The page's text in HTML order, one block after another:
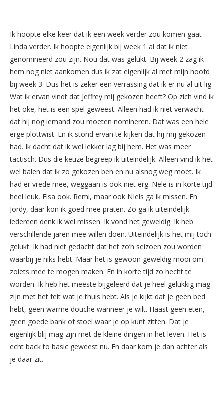
Ik hoopte elke keer dat ik een week verder zou komen gaat
Linda verder. Ik hoopte eigenlijk bij week 1 al dat ik niet
genomineerd zou zijn. Nou dat was gelukt. Bij week 2 zag ik
hem nog niet aankomen dus ik zat eigenlijk al met mijn hoofd
bij week 3. Dus het is zeker een verrassing dat ik er nu al uit lig.
Wat ik ervan vindt dat Jeffrey mij gekozen heeft? Op zich vind ik
het oke, het is een spel geweest. Alleen had ik niet verwacht
dat hij nog iemand zou moeten nomineren. Dat was een hele
erge plottwist. En ik stond ervan te kijken dat hij mij gekozen
had. Ik dacht dat ik wel lekker lag bij hem. Het was meer
tactisch. Dus die keuze begreep ik uiteindelijk. Alleen vind ik het
wel balen dat ik zo gekozen ben en nu alsnog weg moet. Ik
had er vrede mee, weggaan is ook niet erg. Nele is in korte tijd
heel leuk, Elsa ook. Remi, maar ook NIels ga ik missen. En
Jordy, daar kon ik goed mee praten. Zo ga ik uiteindelijk
iedereen denk ik wel missen. Ik vond het geweldig. Ik heb
verschillende jaren mee willen doen. Uiteindelijk is het mij toch
gelukt. Ik had niet gedacht dat het zo’n seizoen zou worden
waarbij je niks hebt. Maar het is gewoon geweldig mooi om
zoiets mee te mogen maken. En in korte tijd zo hecht te
worden. Ik heb het meeste bijgeleerd dat je heel gelukkig mag
zijn met het feit wat je thuis hebt. Als je kijkt dat je geen bed
hebt, geen warme douche wanneer je wilt. Haast geen eten,
geen goede bank of stoel waar je op kunt zitten. Dat je
eigenlijk blij mag zijn met de kleine dingen in het leven. Het is
echt back to basic geweest nu. En daar kom je dan achter als
je daar zit.